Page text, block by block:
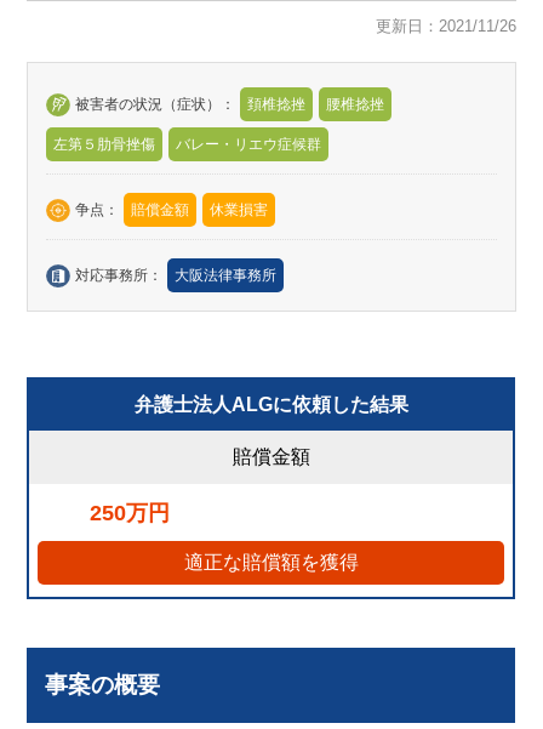
更新日：2021/11/26
被害者の状況（症状）： 頚椎捻挫 腰椎捻挫
左第５肋骨挫傷 バレー・リエウ症候群
争点： 賠償金額 休業損害
対応事務所： 大阪法律事務所
弁護士法人ALGに依頼した結果
賠償金額
250万円
適正な賠償額を獲得
事案の概要